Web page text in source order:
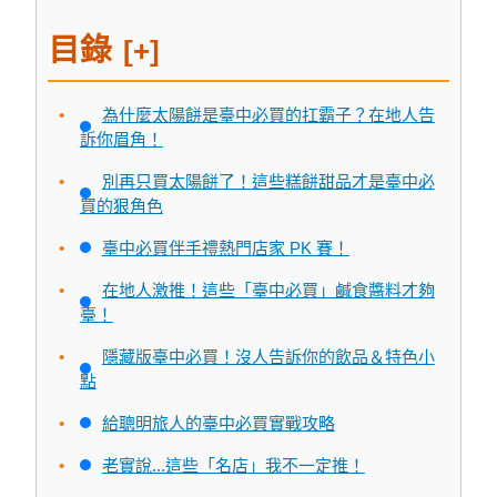
目錄 [+]
為什麼太陽餅是臺中必買的扛霸子？在地人告
訴你眉角！
別再只買太陽餅了！這些糕餅甜品才是臺中必
買的狠角色
臺中必買伴手禮熱門店家 PK 賽！
在地人激推！這些「臺中必買」鹹食醬料才夠
臺！
隱藏版臺中必買！沒人告訴你的飲品＆特色小
點
給聰明旅人的臺中必買實戰攻略
老實說...這些「名店」我不一定推！